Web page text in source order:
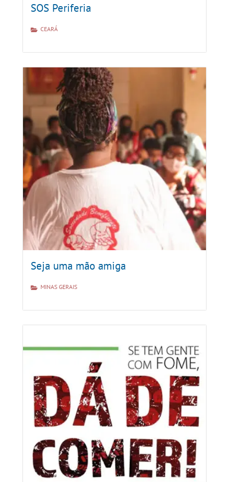
SOS Periferia
CEARÁ
Seja uma mão amiga
MINAS GERAIS